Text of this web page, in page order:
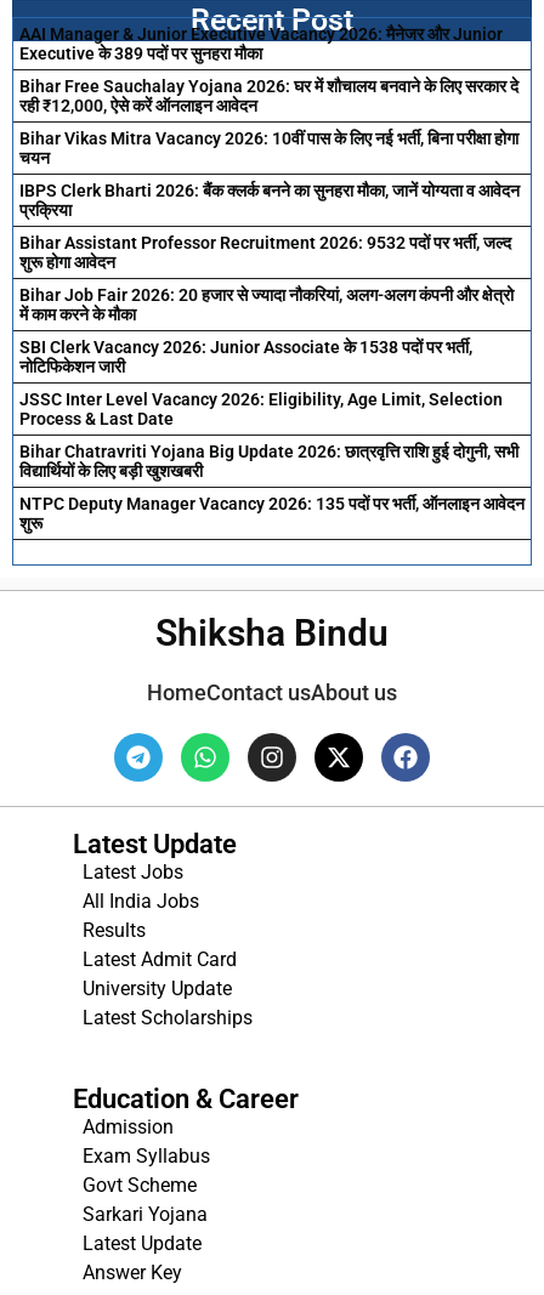
Recent Post
AAI Manager & Junior Executive Vacancy 2026: मैनेजर और Junior
Executive के 389 पदों पर सुनहरा मौका
Bihar Free Sauchalay Yojana 2026: घर में शौचालय बनवाने के लिए सरकार दे
रही ₹12,000, ऐसे करें ऑनलाइन आवेदन
Bihar Vikas Mitra Vacancy 2026: 10वीं पास के लिए नई भर्ती, बिना परीक्षा होगा
चयन
IBPS Clerk Bharti 2026: बैंक क्लर्क बनने का सुनहरा मौका, जानें योग्यता व आवेदन
प्रक्रिया
Bihar Assistant Professor Recruitment 2026: 9532 पदों पर भर्ती, जल्द
शुरू होगा आवेदन
Bihar Job Fair 2026: 20 हजार से ज्यादा नौकरियां, अलग-अलग कंपनी और क्षेत्रो
में काम करने के मौका
SBI Clerk Vacancy 2026: Junior Associate के 1538 पदों पर भर्ती,
नोटिफिकेशन जारी
JSSC Inter Level Vacancy 2026: Eligibility, Age Limit, Selection
Process & Last Date
Bihar Chatravriti Yojana Big Update 2026: छात्रवृत्ति राशि हुई दोगुनी, सभी
विद्यार्थियों के लिए बड़ी खुशखबरी
NTPC Deputy Manager Vacancy 2026: 135 पदों पर भर्ती, ऑनलाइन आवेदन
शुरू
Shiksha Bindu
HomeContact usAbout us
Latest Update
Latest Jobs
All India Jobs
Results
Latest Admit Card
University Update
Latest Scholarships
Education & Career
Admission
Exam Syllabus
Govt Scheme
Sarkari Yojana
Latest Update
Answer Key